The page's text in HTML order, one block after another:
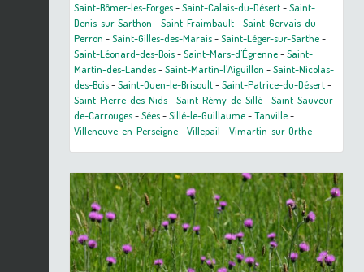
Saint-Bômer-les-Forges-Saint-Calais-du-Désert-Saint-
Denis-sur-Sarthon -Saint-Fraimbault-Saint-Gervais-du-
Perron -Saint-Gilles-des-Marais-Saint-Léger-sur-Sarthe-
Saint-Léonard-des-Bois-Saint-Mars-d'Égrenne-Saint-
Martin-des-Landes-Saint-Martin-l'Aiguillon -Saint-Nicolas-
des-Bois-Saint-Ouen-le-Brisoult-Saint-Patrice-du-Désert-
Saint-Pierre-des-Nids-Saint-Rémy-de-Sillé-Saint-Sauveur-
de-Carrouges-Sées-Sillé-le-Guillaume-Tanville-
Villeneuve-en-Perseigne-Villepail -Vimartin-sur-Orthe